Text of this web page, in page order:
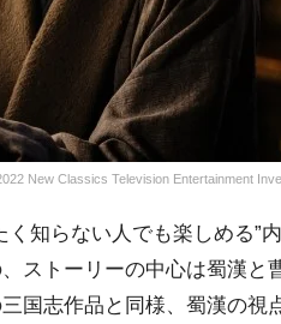
New Classics Television Entertainment
知らない人でも楽しめる”
ストーリーの中心は蜀漢と
国志作品と同様、蜀漢の視